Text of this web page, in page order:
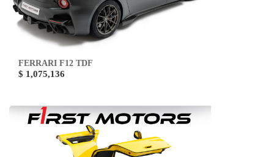
FERRARI F12 TDF
$ 1,075,136